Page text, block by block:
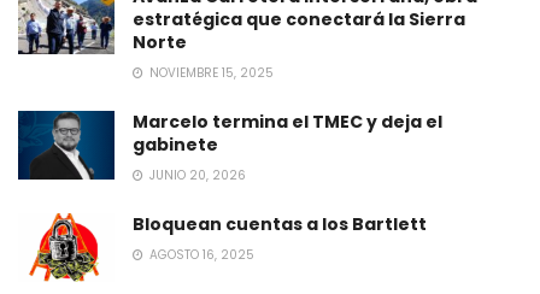
estratégica que conectará la Sierra
Norte
NOVIEMBRE 15, 2025
Marcelo termina el TMEC y deja el
gabinete
JUNIO 20, 2026
Bloquean cuentas a los Bartlett
AGOSTO 16, 2025